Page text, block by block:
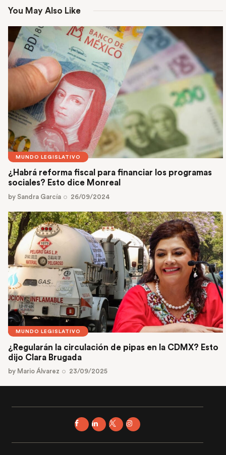
You May Also Like
MUNDO LEGISLATIVO
¿Habrá reforma fiscal para financiar los programas
sociales? Esto dice Monreal
by Sandra García 26/09/2024
MUNDO LEGISLATIVO
¿Regularán la circulación de pipas en la CDMX? Esto
dijo Clara Brugada
by Mario Álvarez 23/09/2025